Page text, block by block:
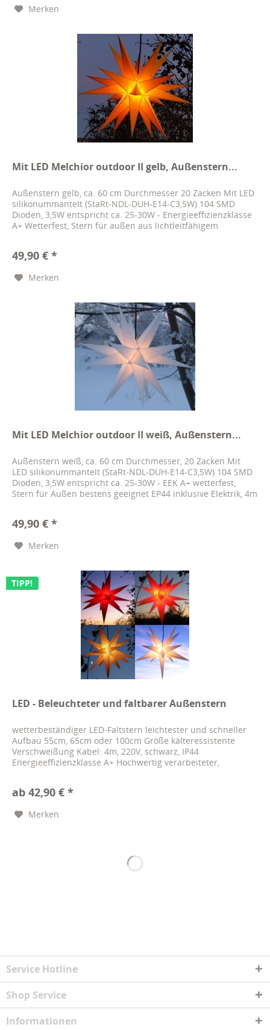
Merken
Mit LED Melchior outdoor II gelb, Außenstern...
Außenstern gelb, ca. 60 cm Durchmesser 20 Zacken Mit LED
silikonummantelt (StaRt-NDL-DUH-E14-C3,5W) 104 SMD
Dioden, 3,5W entspricht ca. 25-30W - Energieeffizienzklasse
A+ Wetterfest, Stern für außen aus lichtleitfähigem
49,90 € *
Merken
Mit LED Melchior outdoor II weiß, Außenstern...
Außenstern weiß, ca. 60 cm Durchmesser, 20 Zacken Mit
LED silikonummantelt (StaRt-NDL-DUH-E14-C3,5W) 104 SMD
Dioden, 3,5W entspricht ca. 25-30W - EEK A+ wetterfest,
Stern für Außen bestens geeignet EP44 inklusive Elektrik, 4m
49,90 € *
Merken
TIPP!
LED - Beleuchteter und faltbarer Außenstern
wetterbeständiger LED-Faltstern leichtester und schneller
Aufbau 55cm, 65cm oder 100cm Größe kälteressistente
Verschweißung Kabel: 4m, 220V, schwarz, IP44
Energieeffizienzklasse A+ Hochwertig verarbeiteter,
ab 42,90 € *
Merken
Service Hotline
Shop Service
Informationen